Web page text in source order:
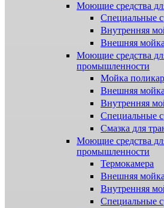
Моющие средства
Специальные
Внутренняя
Внешняя
Моющие средства
промышленности
Мойка
Внешняя
Внутренняя
Специальные
Смазка для
Моющие средства
промышленности
Термокамера
Внешняя
Внутренняя
Специальные